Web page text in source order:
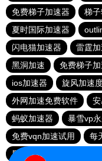
免费梯子加速器
梯
夏时国际加速器
闪电猫加速器
雷霆
黑洞加速
免费梯子
ios加速器
旋风加速
外网加速免费软件
蚂蚁加速器
暴雪vp
免费vqn加速试用
每
黑洞官网